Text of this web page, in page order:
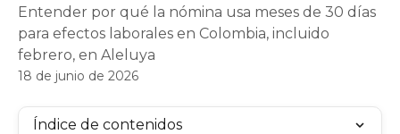
Entender por qué la nómina usa meses de 30 días
para efectos laborales en Colombia, incluido
febrero, en Aleluya
18 de junio de 2026
Índice de contenidos